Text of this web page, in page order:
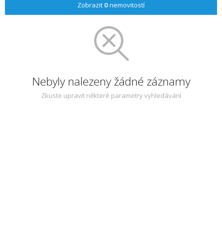
Zobrazit 0nemovitostí
Nebyly nalezeny žádné záznamy
Zkuste upravit některé parametry vyhledávání